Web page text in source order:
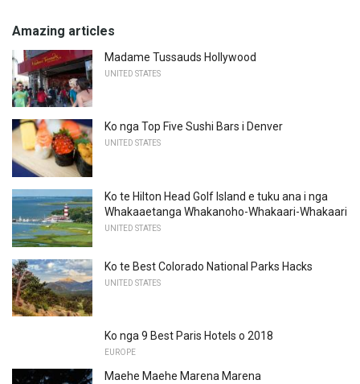
Amazing articles
Madame Tussauds Hollywood
UNITED STATES
Ko nga Top Five Sushi Bars i Denver
UNITED STATES
Ko te Hilton Head Golf Island e tuku ana i nga
Whakaaetanga Whakanoho-Whakaari-Whakaari
UNITED STATES
Ko te Best Colorado National Parks Hacks
UNITED STATES
Ko nga 9 Best Paris Hotels o 2018
EUROPE
Maehe Maehe Marena Marena